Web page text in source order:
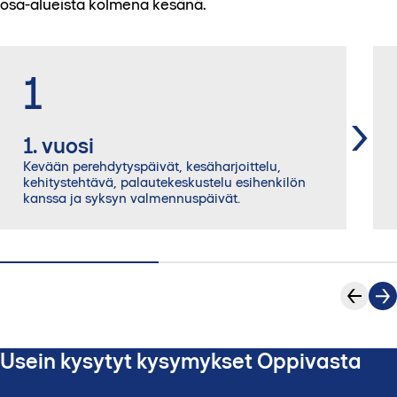
osa-alueista kolmena kesänä.
1
1. vuosi
Kevään perehdytyspäivät, kesäharjoittelu,
kehitystehtävä, palautekeskustelu esihenkilön
kanssa ja syksyn valmennuspäivät.
Usein kysytyt kysymykset Oppivasta